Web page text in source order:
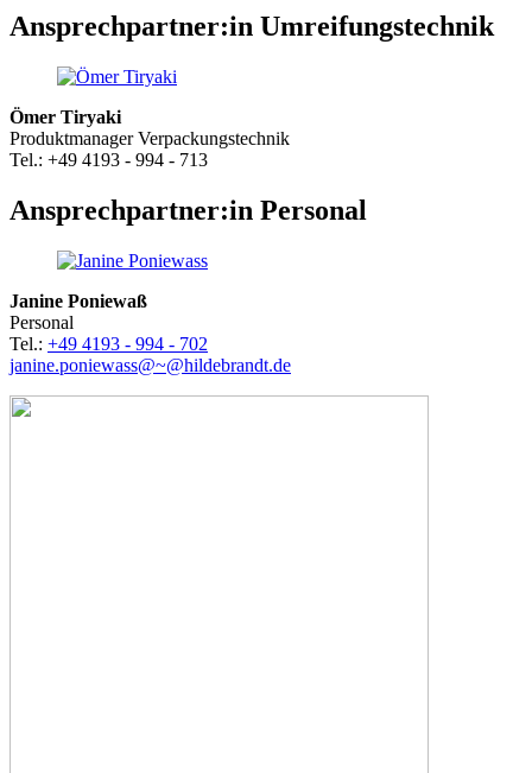
Ansprechpartner:in Umreifungstechnik
Ömer Tiryaki
Produktmanager Verpackungstechnik
Tel.: +49 4193 - 994 - 713
Ansprechpartner:in Personal
Janine Poniewaß
Personal
Tel.: +49 4193 - 994 - 702
janine.poniewass@~@hildebrandt.de